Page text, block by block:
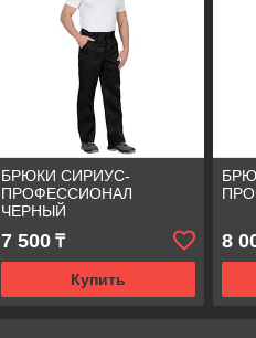
БРЮКИ СИРИУС-
ПРОФЕССИОНАЛ
ЧЕРНЫЙ
7 500₸
Купить
8